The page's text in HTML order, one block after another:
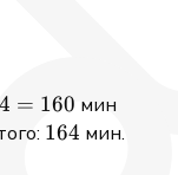
= 160 мин
164
164 мин.